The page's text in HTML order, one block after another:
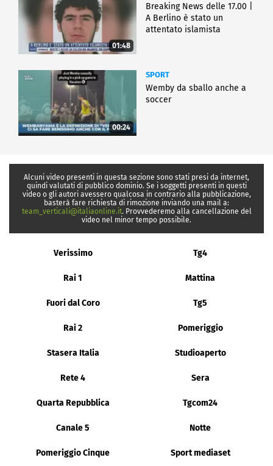
01:48
Breaking News delle 17.00 |
A Berlino è stato un
attentato islamista
00:24
SPORT
Wemby da sballo anche a
soccer
Alcuni video presenti in questa sezione sono stati presi da internet,
quindi valutati di pubblico dominio. Se i soggetti presenti in questi
video o gli autori avessero qualcosa in contrario alla pubblicazione,
basterà fare richiesta di rimozione inviando una mail a:
team_verticali@italiaonline.it. Provvederemo alla cancellazione del
video nel minor tempo possibile.
Verissimo Tg4
Rai 1 Mattina
Fuori dal Coro Tg5
Rai 2 Pomeriggio
Stasera Italia Studioaperto
Rete 4 Sera
Quarta Repubblica Tgcom24
Canale 5 Notte
Pomeriggio Cinque Sport mediaset